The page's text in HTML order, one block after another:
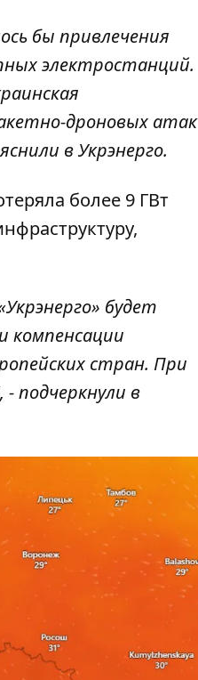
бы привлечения
электростанций.
дроновых атак
в Укрэнерго.
более 9 ГВт
будет
компенсации
стран. При
подчеркнули в